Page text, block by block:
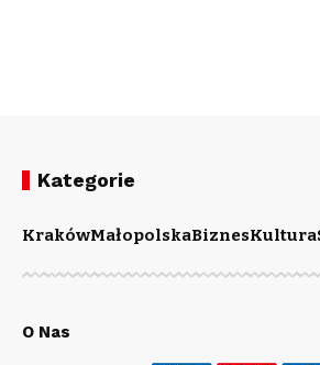
Kategorie
KrakówMałopolskaBiznesKultura
O Nas